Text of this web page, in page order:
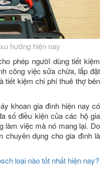
hướng hiện nay
phép người dùng tiết kiệm
công việc sửa chữa, lắp đặt
tiết kiệm chi phí thuê thợ bên
khoan gia đình hiện nay có
số điều kiện của các hộ gia
làm việc mà nó mang lại. Do
chuyên dụng cho gia đình là
loại nào tốt nhất hiện nay?